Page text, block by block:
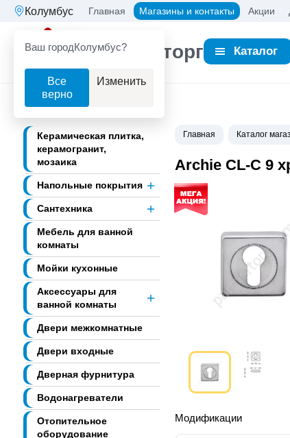
Колумбус
Ваш городКолумбус?
Все
верно
Изменить
Главная Магазины и контакты Акции
Партнерторг Каталог
Керамическая плитка,
керамогранит,
мозаика
Напольные покрытия
Сантехника
Мебель для ванной
комнаты
Мойки кухонные
Аксессуары для
ванной комнаты
Двери межкомнатные
Двери входные
Дверная фурнитура
Водонагреватели
Отопительное
оборудование
Главная Каталог
Archie CL-C 9
Модификации